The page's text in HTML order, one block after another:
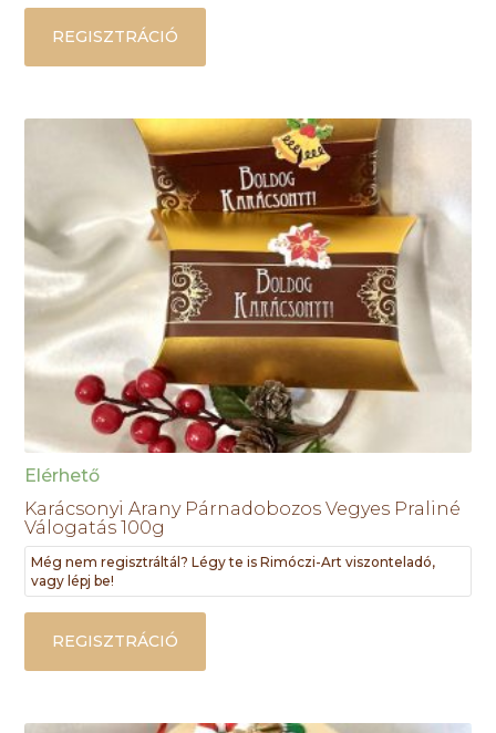
REGISZTRÁCIÓ
Elérhető
Karácsonyi Arany Párnadobozos Vegyes Praliné
Válogatás 100g
Még nem regisztráltál? Légy te is Rimóczi-Art viszonteladó,
vagy lépj be!
REGISZTRÁCIÓ